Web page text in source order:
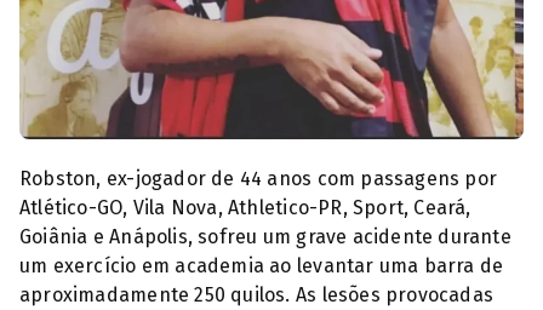
Robston se destacou no Atlético e Vila Nova
Robston, ex-jogador de 44 anos com passagens por
Atlético-GO, Vila Nova, Athletico-PR, Sport, Ceará,
Goiânia e Anápolis, sofreu um grave acidente durante
um exercício em academia ao levantar uma barra de
aproximadamente 250 quilos. As lesões provocadas